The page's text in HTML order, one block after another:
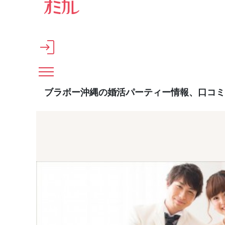
メインコンテンツへスキップ
ブラボー沖縄の婚活パーティー情報、口コ